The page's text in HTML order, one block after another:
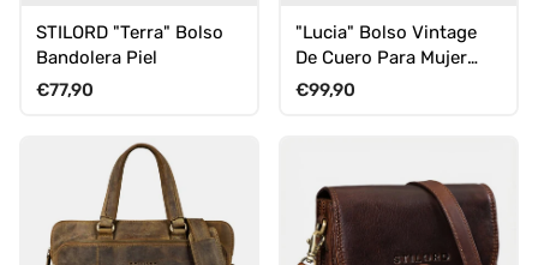
STILORD "Terra" Bolso
Bandolera Piel
Precio normal
€77,90
"Lucia" Bolso Vintage
De Cuero Para Mujer
Cuero Crossbody
Precio normal
€99,90